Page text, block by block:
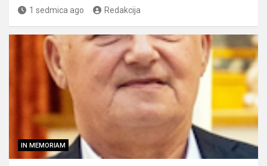
1 sedmica ago Redakcija
IN MEMORIAM